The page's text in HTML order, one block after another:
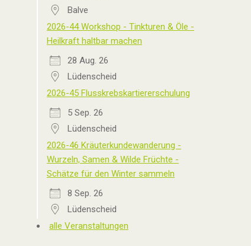
Balve
2026-44 Workshop - Tinkturen & Öle -
Heilkraft haltbar machen
28 Aug. 26
Lüdenscheid
2026-45 Flusskrebskartiererschulung
5 Sep. 26
Lüdenscheid
2026-46 Kräuterkundewanderung -
Wurzeln, Samen & Wilde Früchte -
Schätze für den Winter sammeln
8 Sep. 26
Lüdenscheid
alle Veranstaltungen